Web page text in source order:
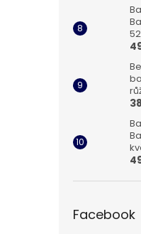
Facebook